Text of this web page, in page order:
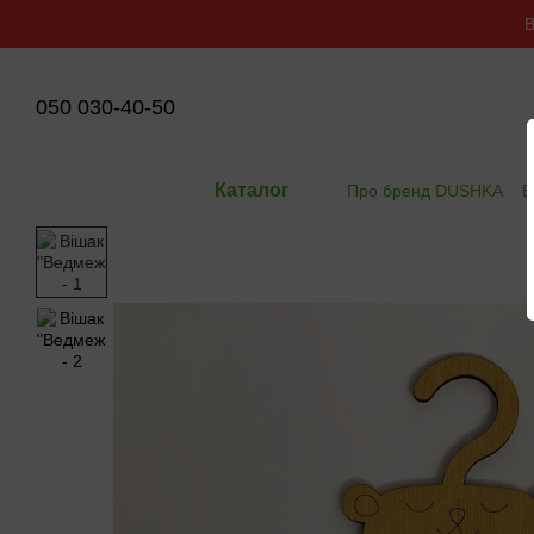
050 030-40-50
Каталог Про бренд DUSHKA